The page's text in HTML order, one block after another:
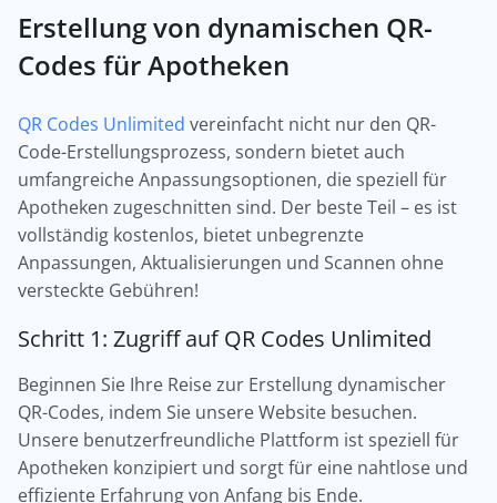
Erstellung von dynamischen QR-
Codes für Apotheken
QR Codes Unlimited vereinfacht nicht nur den QR-
Code-Erstellungsprozess, sondern bietet auch
umfangreiche Anpassungsoptionen, die speziell für
Apotheken zugeschnitten sind. Der beste Teil – es ist
vollständig kostenlos, bietet unbegrenzte
Anpassungen, Aktualisierungen und Scannen ohne
versteckte Gebühren!
Schritt 1: Zugriff auf QR Codes Unlimited
Beginnen Sie Ihre Reise zur Erstellung dynamischer
QR-Codes, indem Sie unsere Website besuchen.
Unsere benutzerfreundliche Plattform ist speziell für
Apotheken konzipiert und sorgt für eine nahtlose und
effiziente Erfahrung von Anfang bis Ende.